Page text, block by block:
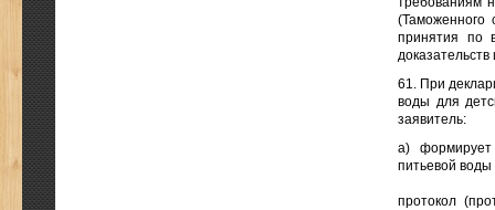
(Таможенного
принятия по
61. При
воды для
заявитель:
а) формирует
питьевой воды
протокол